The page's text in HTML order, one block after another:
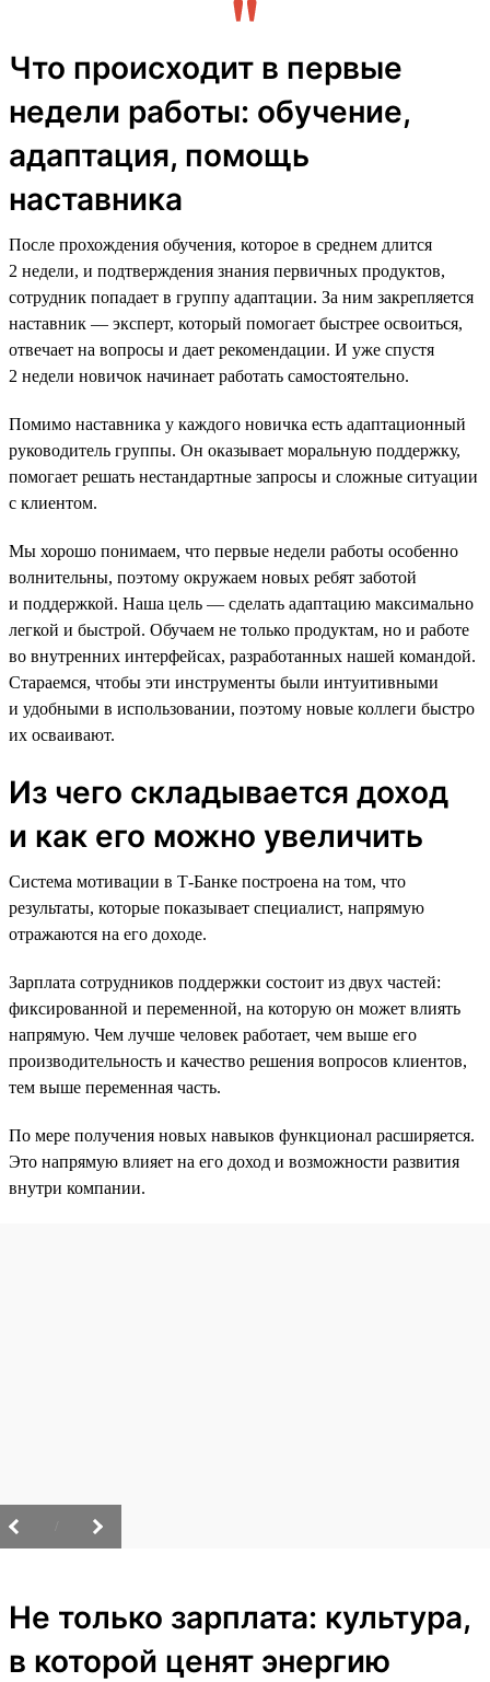
Что происходит в первые
недели работы: обучение,
адаптация, помощь
наставника
После прохождения обучения, которое в среднем длится
2 недели, и подтверждения знания первичных продуктов,
сотрудник попадает в группу адаптации. За ним закрепляется
наставник — эксперт, который помогает быстрее освоиться,
отвечает на вопросы и дает рекомендации. И уже спустя
2 недели новичок начинает работать самостоятельно.
Помимо наставника у каждого новичка есть адаптационный
руководитель группы. Он оказывает моральную поддержку,
помогает решать нестандартные запросы и сложные ситуации
с клиентом.
Мы хорошо понимаем, что первые недели работы особенно
волнительны, поэтому окружаем новых ребят заботой
и поддержкой. Наша цель — сделать адаптацию максимально
легкой и быстрой. Обучаем не только продуктам, но и работе
во внутренних интерфейсах, разработанных нашей командой.
Стараемся, чтобы эти инструменты были интуитивными
и удобными в использовании, поэтому новые коллеги быстро
их осваивают.
Из чего складывается доход
и как его можно увеличить
Система мотивации в Т-Банке построена на том, что
результаты, которые показывает специалист, напрямую
отражаются на его доходе.
Зарплата сотрудников поддержки состоит из двух частей:
фиксированной и переменной, на которую он может влиять
напрямую. Чем лучше человек работает, чем выше его
производительность и качество решения вопросов клиентов,
тем выше переменная часть.
По мере получения новых навыков функционал расширяется.
Это напрямую влияет на его доход и возможности развития
внутри компании.
Не только зарплата: культура,
в которой ценят энергию